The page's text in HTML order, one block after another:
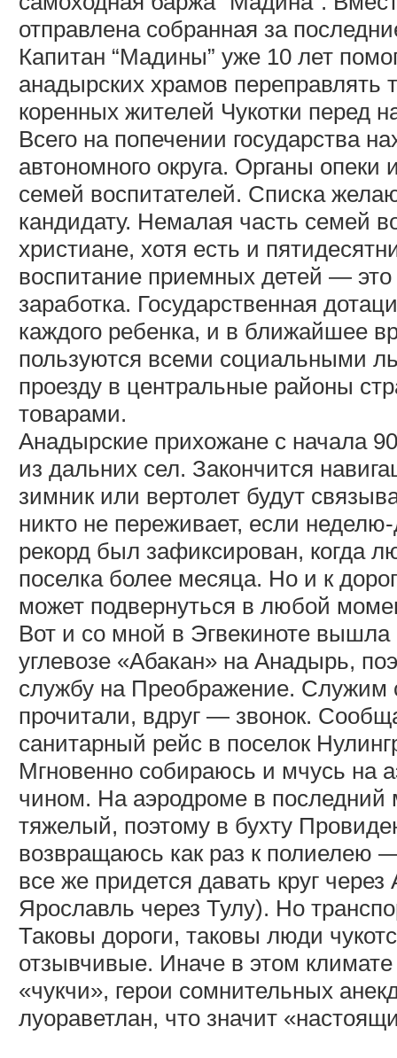
отправлена собранная за
Капитан “Мадины” уже 10 лет
анадырских храмов
коренных жителей Чукотки перед
Всего на попечении государства
автономного округа. Органы
семей воспитателей. Списка
кандидату. Немалая часть семей
христиане, хотя есть и
воспитание приемных детей — это
заработка. Государственная
каждого ребенка, и в ближайшее
пользуются всеми социальными
проезду в центральные районы
товарами.
Анадырские прихожане с начала
из дальних сел. Закончится
зимник или вертолет будут
никто не переживает, если
рекорд был зафиксирован, когда
поселка более месяца. Но и к
может подвернуться в любой
Вот и со мной в Эгвекиноте
углевозе «Абакан» на Анадырь,
службу на Преображение. Служим
прочитали, вдруг — звонок.
санитарный рейс в поселок
Мгновенно собираюсь и мчусь на
чином. На аэродроме в последний
тяжелый, поэтому в бухту
возвращаюсь как раз к полиелею
все же придется давать круг
Ярославль через Тулу). Но
Таковы дороги, таковы люди
отзывчивые. Иначе в этом
«чукчи», герои сомнительных
луораветлан, что значит